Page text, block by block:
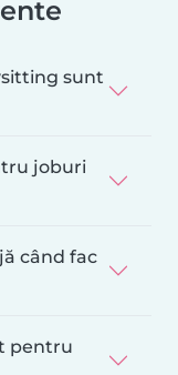
sunt
joburi
când fac
pentru